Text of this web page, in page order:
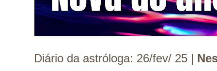
Diário da astróloga: 26/fev/ 25 |